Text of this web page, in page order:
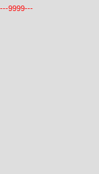
---9999---